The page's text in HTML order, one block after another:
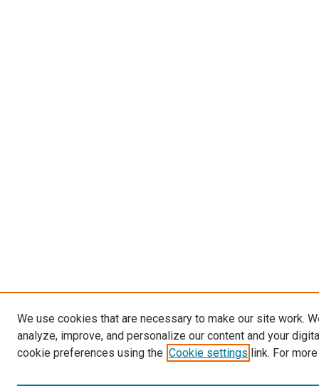
We use cookies that are necessary to make our site work.
analyze, improve, and personalize our content and your
cookie preferences using the Cookie settings link. For